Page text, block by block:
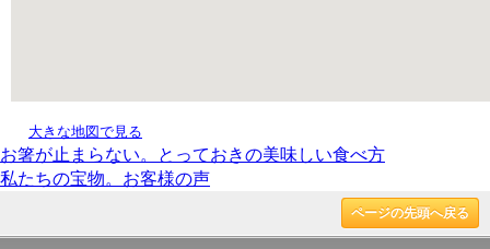
大きな地図で見る
お箸が止まらない。とっておきの美味しい食べ方
私たちの宝物。お客様の声
ページの先頭へ戻る